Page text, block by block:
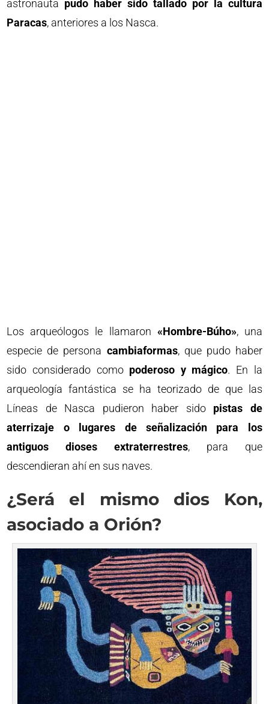
astronauta pudo haber sido tallado por la cultura
Paracas, anteriores a los Nasca.
Los arqueólogos le llamaron «Hombre-Búho», una
especie de persona cambiaformas, que pudo haber
sido considerado como poderoso y mágico. En la
arqueología fantástica se ha teorizado de que las
Líneas de Nasca pudieron haber sido pistas de
aterrizaje o lugares de señalización para los
antiguos dioses extraterrestres, para que
descendieran ahí en sus naves.
¿Será el mismo dios Kon,
asociado a Orión?